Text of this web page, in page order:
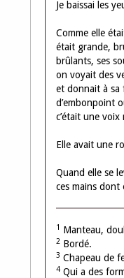
Je baissai les
Comme elle
était grande,
brûlants, ses
on voyait des
et donnait à sa
d’embonpoint
c’était une
Elle avait une
Quand elle se
ces mains dont
1 Manteau,
2 Bordé.
3 Chapeau de
4 Qui a des